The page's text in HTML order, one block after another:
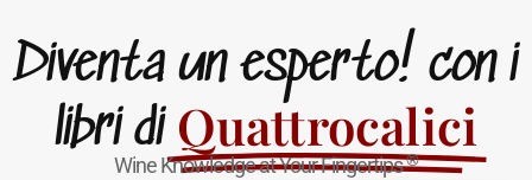
Diventa un esperto! con i
libri di Quattrocalici
Wine Knowledge at Your Fingertips®